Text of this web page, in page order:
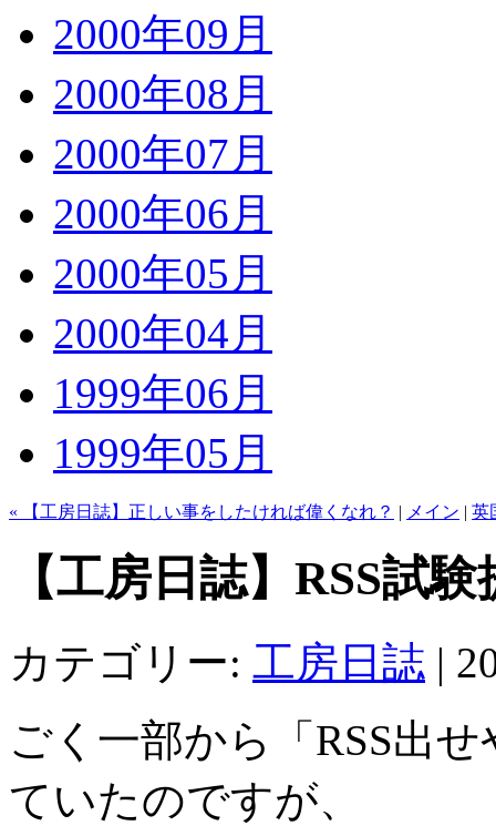
2000年09月
2000年08月
2000年07月
2000年06月
2000年05月
2000年04月
1999年06月
1999年05月
« 【工房日誌】正しい事をしたければ偉くなれ？ | メイン | 英
【工房日誌】RSS試
カテゴリー: 工房日誌 |
ごく一部から「RSS出
ていたのですが、